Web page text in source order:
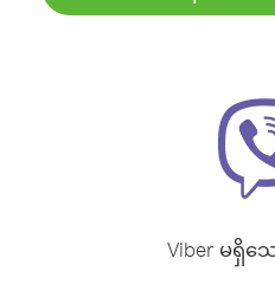
Viber မရှိသ